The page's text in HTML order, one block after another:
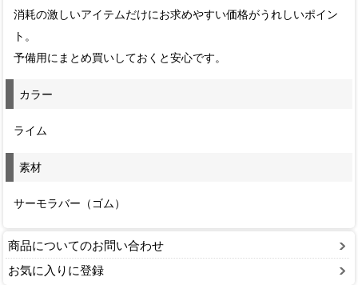
消耗の激しいアイテムだけにお求めやすい価格がうれしいポイン
ト。
予備用にまとめ買いしておくと安心です。
カラー
ライム
素材
サーモラバー（ゴム）
商品についてのお問い合わせ
お気に入りに登録